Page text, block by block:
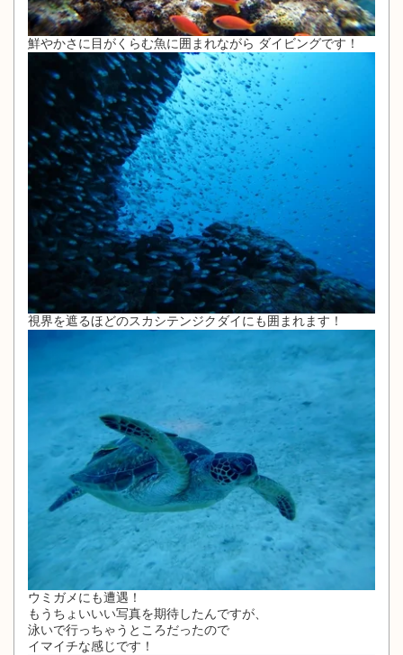
鮮やかさに目がくらむ魚に囲まれながら ダイビングです！
視界を遮るほどのスカシテンジクダイにも囲まれます！
ウミガメにも遭遇！
もうちょいいい写真を期待したんですが、
泳いで行っちゃうところだったので
イマイチな感じです！